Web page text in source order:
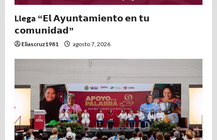
Llega “𝗘𝗹 𝗔𝘆𝘂𝗻𝘁𝗮𝗺𝗶𝗲𝗻𝘁𝗼 𝗲𝗻 𝘁𝘂
𝗰𝗼𝗺𝘂𝗻𝗶𝗱𝗮𝗱”
Eliascruz1981 agosto 7, 2026